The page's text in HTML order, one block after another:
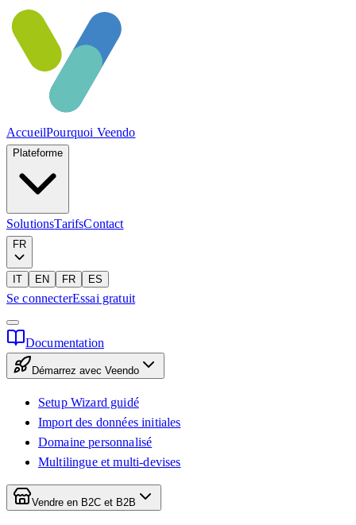
AccueilPourquoi Veendo
Plateforme
SolutionsTarifsContact
FR
IT EN FR ES
Se connecterEssai gratuit
Documentation
Démarrez avec Veendo
Setup Wizard guidé
Import des données initiales
Domaine personnalisé
Multilingue et multi-devises
Vendre en B2C et B2B